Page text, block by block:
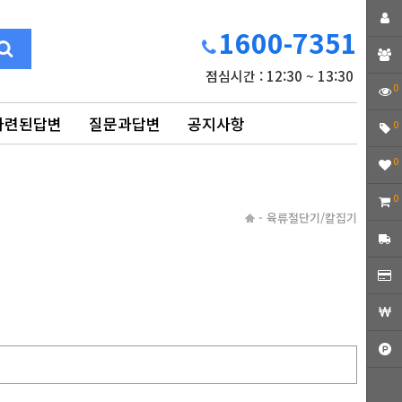
1600-7351
점심시간 : 12:30 ~ 13:30
련된답변 질문과답변 공지사항
- 육류절단기/칼집기
0
0
0
0